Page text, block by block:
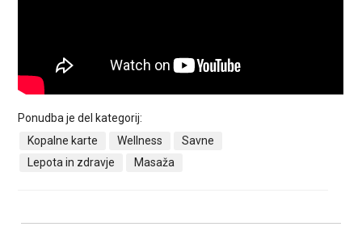
Ponudba je del kategorij:
Kopalne karte
Wellness
Savne
Lepota in zdravje
Masaža